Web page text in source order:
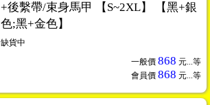
+後繫帶/束身馬甲 【S~2XL】 【黑+銀
色;黑+金色】
缺貨中
一般價 868 元...等
會員價 868 元...等